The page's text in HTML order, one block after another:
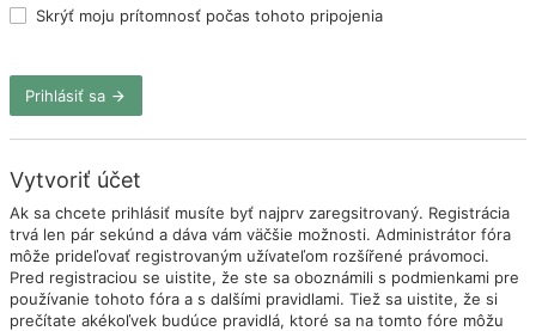
Skrýť moju prítomnosť počas tohoto pripojenia
Prihlásiť sa
Vytvoriť účet
Ak sa chcete prihlásiť musíte byť najprv zaregsitrovaný. Registrácia
trvá len pár sekúnd a dáva vám väčšie možnosti. Administrátor fóra
môže prideľovať registrovaným užívateľom rozšířené právomoci.
Pred registraciou se uistite, že ste sa oboznámili s podmienkami pre
používanie tohoto fóra a s dalšími pravidlami. Tiež sa uistite, že si
prečítate akékoľvek budúce pravidlá, ktoré sa na tomto fóre môžu